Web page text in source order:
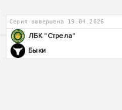
Серия завершена 19.04.2026
ЛБК "Стрела"
Быки